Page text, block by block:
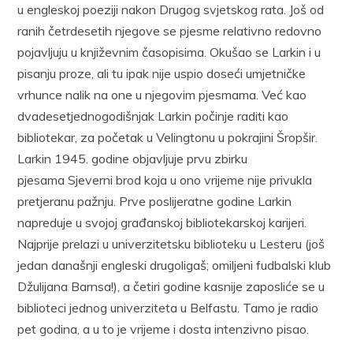
u engleskoj poeziji nakon Drugog svjetskog rata. Još od
ranih četrdesetih njegove se pjesme relativno redovno
pojavljuju u književnim časopisima. Okušao se Larkin i u
pisanju proze, ali tu ipak nije uspio doseći umjetničke
vrhunce nalik na one u njegovim pjesmama. Već kao
dvadesetjednogodišnjak Larkin počinje raditi kao
bibliotekar, za početak u Velingtonu u pokrajini Šropšir.
Larkin 1945. godine objavljuje prvu zbirku
pjesama Sjeverni brod koja u ono vrijeme nije privukla
pretjeranu pažnju. Prve poslijeratne godine Larkin
napreduje u svojoj građanskoj bibliotekarskoj karijeri.
Najprije prelazi u univerzitetsku biblioteku u Lesteru (još
jedan današnji engleski drugoligaš; omiljeni fudbalski klub
Džulijana Barnsa!), a četiri godine kasnije zaposliće se u
biblioteci jednog univerziteta u Belfastu. Tamo je radio
pet godina, a u to je vrijeme i dosta intenzivno pisao.